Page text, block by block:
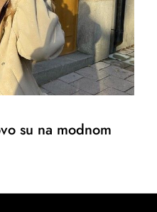
su na modnom